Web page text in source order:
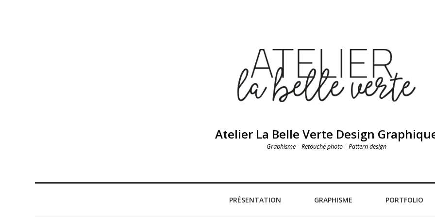
Atelier La Belle Verte Design
Graphisme – Retouche photo – Pattern design
PRÉSENTATION GRAPHISME PORTFOLIO